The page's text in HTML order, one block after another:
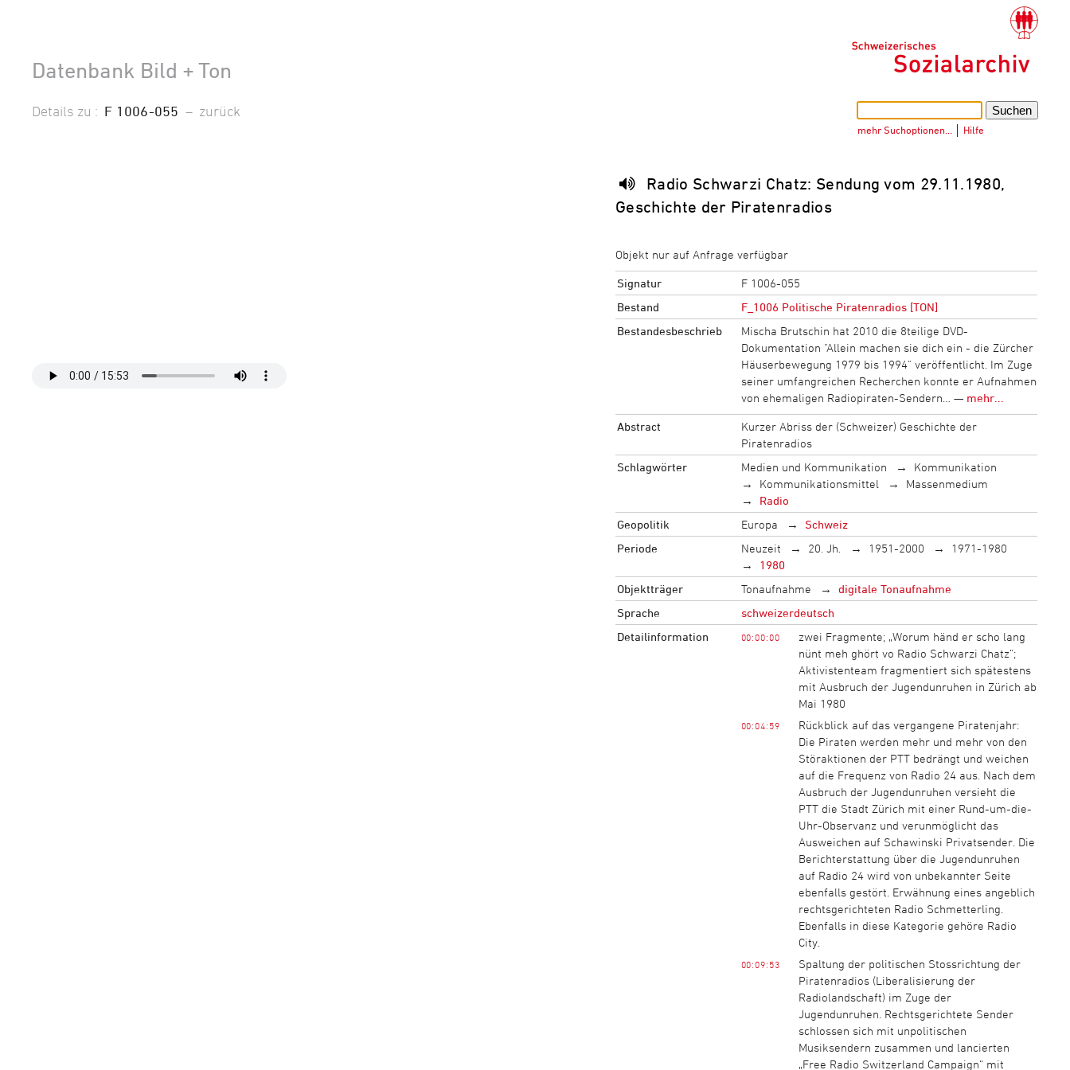
Datenbank Bild + Ton
mehr Suchoptionen… Hilfe
Details zu : F 1006-055 – zurück
Radio Schwarzi Chatz: Sendung vom 29.11.1980,
Geschichte der Piratenradios
Objekt nur auf Anfrage verfügbar
Signatur
F 1006-055
Bestand
F_1006 Politische Piratenradios [TON]
Bestandesbeschrieb
Mischa Brutschin hat 2010 die 8teilige DVD-
Dokumentation "Allein machen sie dich ein - die Zürcher
Häuserbewegung 1979 bis 1994" veröffentlicht. Im Zuge
seiner umfangreichen Recherchen konnte er Aufnahmen
von ehemaligen Radiopiraten-Sendern… — mehr...
Abstract
Kurzer Abriss der (Schweizer) Geschichte der
Piratenradios
Schlagwörter
Medien und Kommunikation
Kommunikation
Kommunikationsmittel
Massenmedium
Radio
Geopolitik
Europa
Schweiz
Periode
Neuzeit 20. Jh. 1951-2000
1971-1980
1980
Objektträger
Tonaufnahme
digitale Tonaufnahme
Sprache
schweizerdeutsch
Detailinformation
00:00:00
zwei Fragmente; „Worum händ er scho lang
nünt meh ghört vo Radio Schwarzi Chatz“;
Aktivistenteam fragmentiert sich spätestens
mit Ausbruch der Jugendunruhen in Zürich ab
Mai 1980
00:04:59
Rückblick auf das vergangene Piratenjahr:
Die Piraten werden mehr und mehr von den
Störaktionen der PTT bedrängt und weichen
auf die Frequenz von Radio 24 aus. Nach dem
Ausbruch der Jugendunruhen versieht die
PTT die Stadt Zürich mit einer Rund-um-die-
Uhr-Observanz und verunmöglicht das
Ausweichen auf Schawinski Privatsender. Die
Berichterstattung über die Jugendunruhen
auf Radio 24 wird von unbekannter Seite
ebenfalls gestört. Erwähnung eines angeblich
rechtsgerichteten Radio Schmetterling.
Ebenfalls in diese Kategorie gehöre Radio
City.
00:09:53
Spaltung der politischen Stossrichtung der
Piratenradios (Liberalisierung der
Radiolandschaft) im Zuge der
Jugendunruhen. Rechtsgerichtete Sender
schlossen sich mit unpolitischen
Musiksendern zusammen und lancierten
„Free Radio Switzerland Campaign“ mit